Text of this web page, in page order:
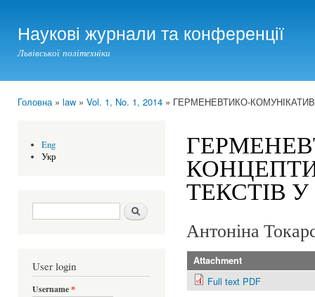
Наукові журнали та конференції
Львівської політехніки
Головна» law » Vol. 1, No. 1, 2014 » ГЕРМЕНЕВТИКО-
Eng
Укр
Search form Шукати
User login
Username*
ТЕКСТІВ У
Антоніна
Attachment
Full text PDF